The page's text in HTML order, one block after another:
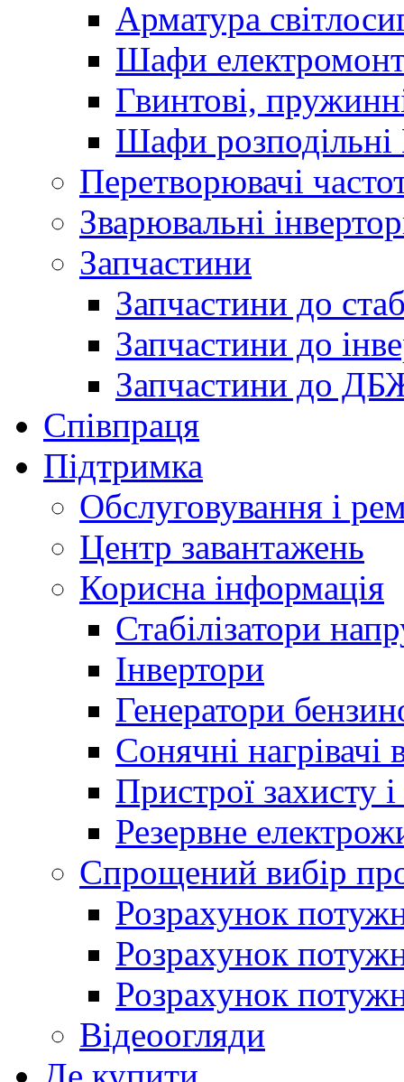
Арматура
Шафи
Гвинтові,
Шафи розподільні
Перетворювачі
Зварювальні
Запчастини
Запчастини до
Запчастини до
Запчастини до
Співпраця
Підтримка
Обслуговування і
Центр завантажень
Корисна інформація
Стабілізатори
Інвертори
Генератори
Сонячні нагрівачі
Пристрої захисту і
Резервне
Спрощений вибір
Розрахунок
Розрахунок
Розрахунок
Відеоогляди